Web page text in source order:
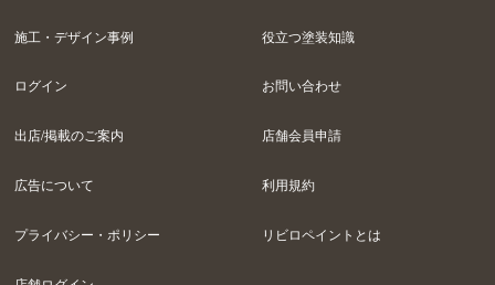
施工・デザイン事例 役立つ塗装知識
ログイン お問い合わせ
出店/掲載のご案内 店舗会員申請
広告について 利用規約
プライバシー・ポリシー リビロペイントとは